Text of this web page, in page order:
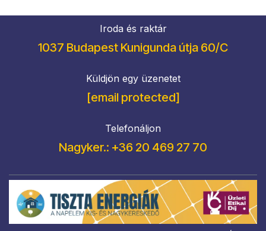
Iroda és raktár
1037 Budapest Kunigunda útja 60/C
Küldjön egy üzenetet
[email protected]
Telefonáljon
Nagyker.: +36 20 469 27 70